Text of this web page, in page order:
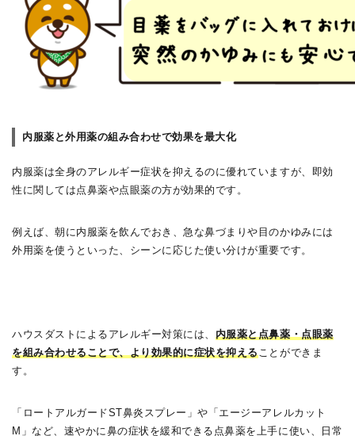
内服薬と外用薬の組み合わせで効果を最大化
内服薬は全身のアレルギー症状を抑えるのに優れていますが、即効
性に関しては点鼻薬や点眼薬の方が効果的です。
例えば、朝に内服薬を飲んでおき、急な鼻づまりや目のかゆみには
外用薬を使うといった、シーンに応じた使い分けが重要です。
ハウスダストによるアレルギー対策には、 内服薬と点鼻薬・点眼薬
を組み合わせることで、より効果的に症状を抑えることができま
す。
「ロートアルガードST鼻炎スプレー」や「エージーアレルカット
M」など、速やかに鼻の症状を緩和できる点鼻薬を上手に使い、日常